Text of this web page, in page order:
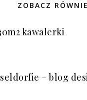
ZOBACZ
kawalerki
– blog